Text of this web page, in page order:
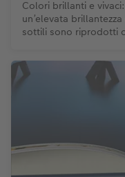
Colori brillanti e
un’elevata
sottili sono riprodotti